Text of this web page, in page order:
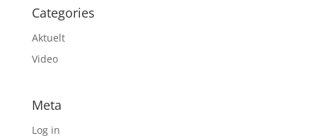
Categories
Aktuelt
Video
Meta
Log in